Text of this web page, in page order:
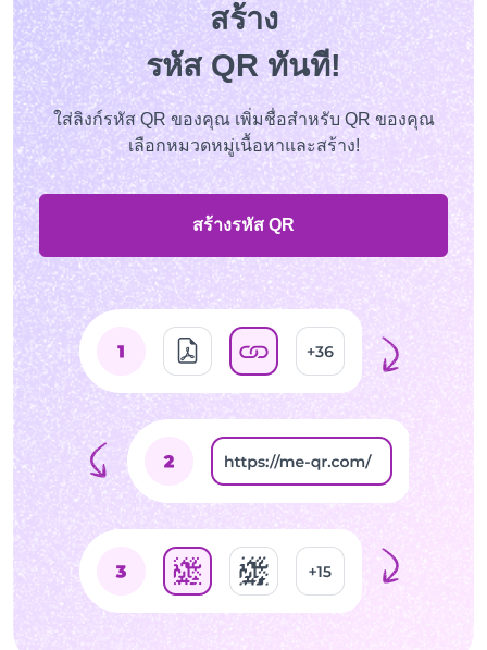
สร้าง
รหัส QR ทันที!
ใส่ลิงก์รหัส QR ของคุณ เพิ่มชื่อสำหรับ QR ของคุณ
เลือกหมวดหมู่เนื้อหาและสร้าง!
สร้างรหัส QR